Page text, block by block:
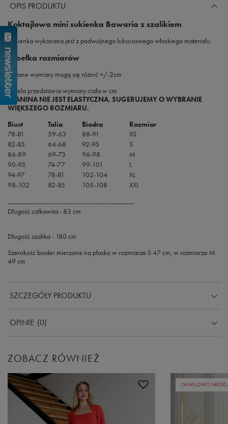
OPIS PRODUKTU
Koktajlowa mini sukienka Bawaria z szalikiem
Sukienka wykonana jest z podwójnego luksusowego włoskiego materiału.
Tabełka rozmiarów
Podane wymiary mogą się różnić +/-2cm
Tabela przedstawia wymiary ciała w cm
TKANINA NIE JEST ELASTYCZNA. SUGERUJEMY O WYBRANIE
WIĘKSZEGO ROZMIARU.
Biust
Talia Biodra
Rozmiar
78-81
59-63 88-91
XS
82-85
64-68 92-95
S
86-89
69-73 96-98
M
90-93
74-77 99-101
L
94-97
78-81 102-104
XL
98-102
82-85 105-108 XXL
--------------------------------------------------------------
Długość całkowita - 83 cm
Długość szalika - 180 cm
Szerokość bioder mierzone na płasko w rozmiarze S 47 cm, w rozmiarze M
49 cm
SZCZEGÓŁY PRODUKTU
OPINIE (0)
ZOBACZ RÓWNIEŻ
CHWILOWO